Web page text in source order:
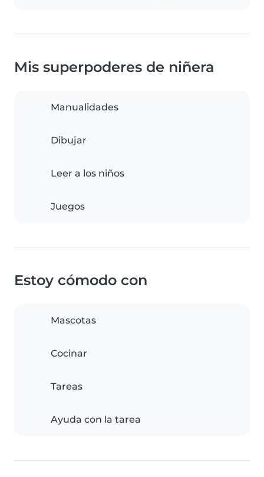
Mis superpoderes de niñera
Manualidades
Dibujar
Leer a los niños
Juegos
Estoy cómodo con
Mascotas
Cocinar
Tareas
Ayuda con la tarea